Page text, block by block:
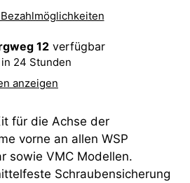
12 verfügbar
24 Stunden
anzeigen
für die Achse der
vorne an allen WSP
sowie VMC Modellen.
Schraubensicherung